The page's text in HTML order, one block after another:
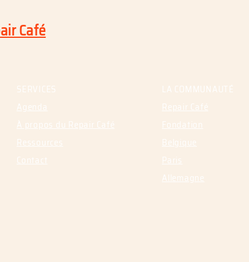
Café
SERVICES
Agenda
À propos du Repair Café
Ressources
Contact
LA COMMUNAUTÉ
Repair Café
Fondation
Belgique
Paris
Allemagne